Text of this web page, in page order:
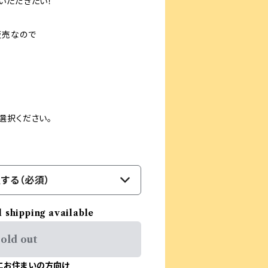
売なので
ください。
る（必須）
available
out
お住まいの方向け